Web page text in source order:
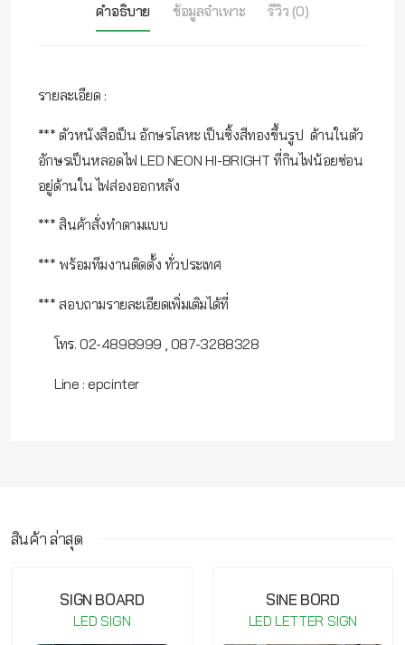
คำอธิบาย ข้อมูลจำเพาะ รีวิว (0)
รายละเอียด :
*** ตัวหนังสือเป็น อักษรโลหะ เป็นซิ้งสีทองขึ้นรูป ด้านในตัว
อักษรเป็นหลอดไฟ LED NEON HI-BRIGHT ที่กินไฟน้อยซ่อน
อยู่ด้านใน ไฟส่องออกหลัง
*** สินค้าสั่งทำตามแบบ
*** พร้อมทีมงานติดตั้ง ทั่วประเทศ
*** สอบถามรายละเอียดเพิ่มเติมได้ที่
โทร. 02-4898999 , 087-3288328
Line : epcinter
กรุณาเข้าสู่ระบบ จึงจะสามารถ เขียนรีวิวสินค้านี้ได้
สินค้า ล่าสุด
SIGN BOARD
LED SIGN
SINE BORD
LED LETTER SIGN